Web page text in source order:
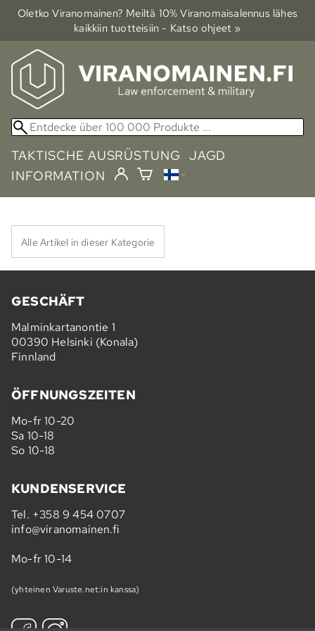
Oletko Viranomainen? Meiltä 10% Viranomais­alennus lähes
kaikkiin tuotteisiin - Katso ohjeet »
TAKTISCHE AUSRÜSTUNG JAGD
INFORMATION
Alle Artikel in dieser Kategorie
GESCHÄFT
Malminkartanontie 1
00390 Helsinki (Konala)
Finnland
ÖFFNUNGSZEITEN
Mo-fr 10-20
Sa 10-18
So 10-18
KUNDENSERVICE
Tel. +358 9 454 0707
info@viranomainen.fi
Mo-fr 10-14
(yhteinen Varuste.net:in kanssa)